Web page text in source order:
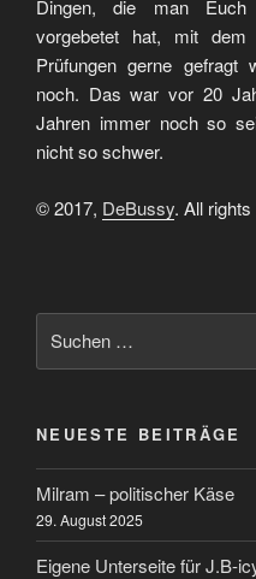
Dingen, die man
vorgebetet hat, mit
Prüfungen gerne
noch. Das war vor 20
Jahren immer noch so
nicht so schwer.
© 2017, DeBussy. All
nach:
NEUESTE BEITRÄGE
Milram – politischer Käse
29. August 2025
Eigene Unterseite für J.B-